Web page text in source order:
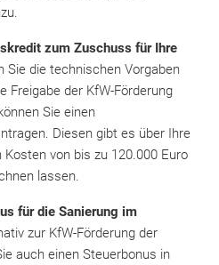
zum Zuschuss für Ihre
Sie die technischen Vorgaben
Freigabe der KfW-Förderung
Sie einen
Diesen gibt es über Ihre
von bis zu 120.000 Euro
lassen.
für die Sanierung im
zur KfW-Förderung der
auch einen Steuerbonus in